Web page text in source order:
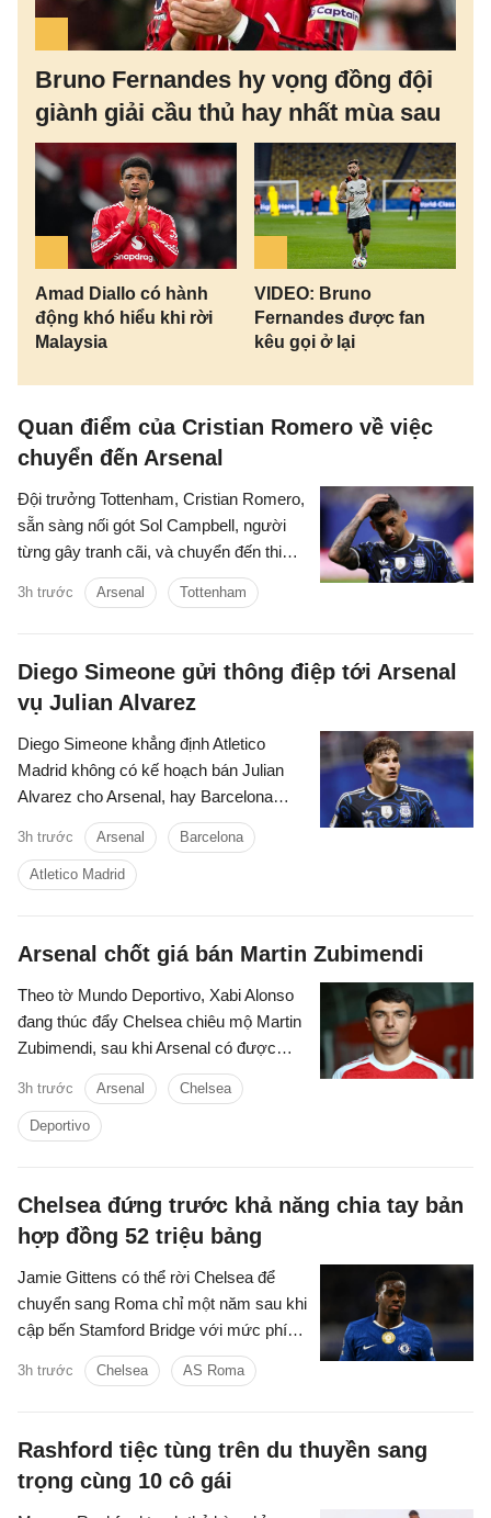
Bruno Fernandes hy vọng đồng đội
giành giải cầu thủ hay nhất mùa sau
Amad Diallo có hành
động khó hiểu khi rời
Malaysia
VIDEO: Bruno
Fernandes được fan
kêu gọi ở lại
Quan điểm của Cristian Romero về việc
chuyển đến Arsenal
Đội trưởng Tottenham, Cristian Romero,
sẵn sàng nối gót Sol Campbell, người
từng gây tranh cãi, và chuyển đến thi
đấu cho Tottenham.
3h trước Arsenal Tottenham
Diego Simeone gửi thông điệp tới Arsenal
vụ Julian Alvarez
Diego Simeone khẳng định Atletico
Madrid không có kế hoạch bán Julian
Alvarez cho Arsenal, hay Barcelona
trong mùa hè này.
3h trước Arsenal Barcelona
Atletico Madrid
Arsenal chốt giá bán Martin Zubimendi
Theo tờ Mundo Deportivo, Xabi Alonso
đang thúc đẩy Chelsea chiêu mộ Martin
Zubimendi, sau khi Arsenal có được
chữ ký của Bruno Guimaraes.
3h trước Arsenal Chelsea
Deportivo
Chelsea đứng trước khả năng chia tay bản
hợp đồng 52 triệu bảng
Jamie Gittens có thể rời Chelsea để
chuyển sang Roma chỉ một năm sau khi
cập bến Stamford Bridge với mức phí
khoảng 52 triệu bảng.
3h trước Chelsea AS Roma
Rashford tiệc tùng trên du thuyền sang
trọng cùng 10 cô gái